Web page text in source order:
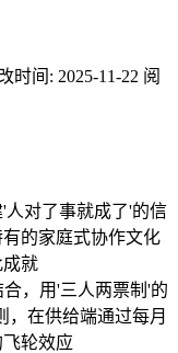
时间: 2025-11-22 阅
人对了事就成了'的信
的家庭式协作文化
就
，用'三人两票制'的
，在供给端通过每月
轮效应